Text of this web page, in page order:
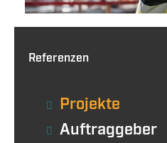
Referenzen
Projekte
Auftraggeber